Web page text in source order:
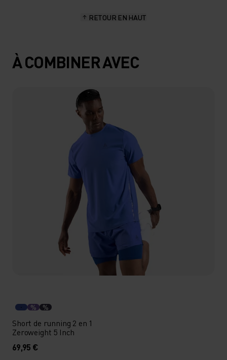
RETOUR EN HAUT
À COMBINER AVEC
% %
Short de running 2 en 1
Zeroweight 5 Inch
69,95 €